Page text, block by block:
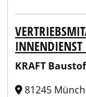
INNENDIENST
KRAFT
81245